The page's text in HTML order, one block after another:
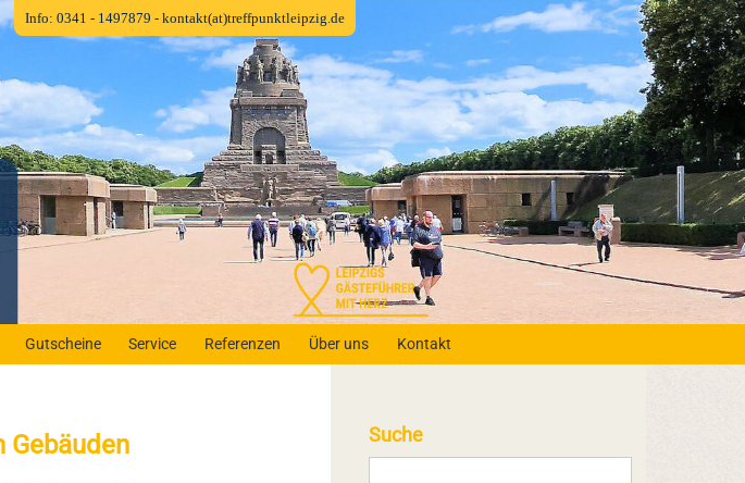
Gutscheine Service Referenzen Über uns Kontakt
Gebäuden Suche
Info: 0341 - 1497879 - kontakt(at)treffpunktleipzig.de